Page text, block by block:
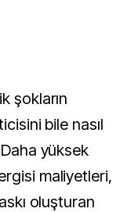
şokların
bile nasıl
yüksek
maliyetleri,
oluşturan